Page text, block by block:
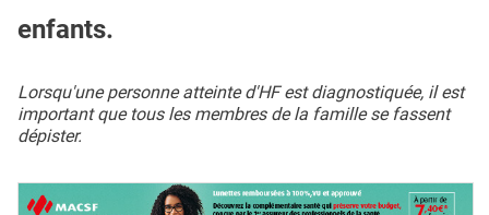
enfants.
Lorsqu'une personne atteinte d'HF est diagnostiquée, il est
important que tous les membres de la famille se fassent
dépister.